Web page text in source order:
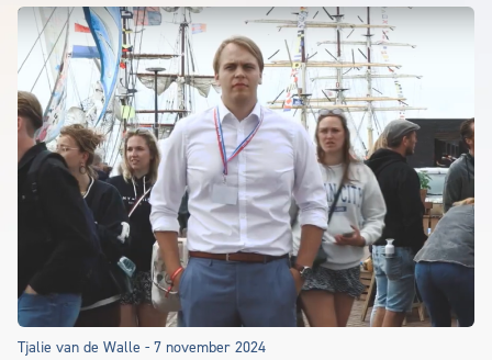
Tjalie van de Walle - 7 november 2024